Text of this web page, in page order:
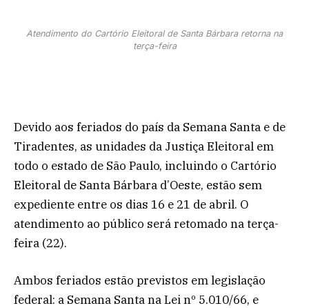
Atendimento do Cartório Eleitoral de Santa Bárbara retorna na
terça-feira
Devido aos feriados do país da Semana Santa e de
Tiradentes, as unidades da Justiça Eleitoral em
todo o estado de São Paulo, incluindo o Cartório
Eleitoral de Santa Bárbara d’Oeste, estão sem
expediente entre os dias 16 e 21 de abril. O
atendimento ao público será retomado na terça-
feira (22).
Ambos feriados estão previstos em legislação
federal: a Semana Santa na Lei nº 5.010/66, e